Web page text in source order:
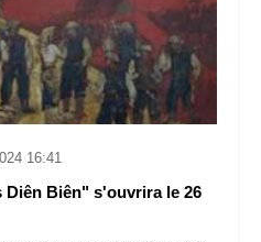
16:41
Biên" s'ouvrira le 26